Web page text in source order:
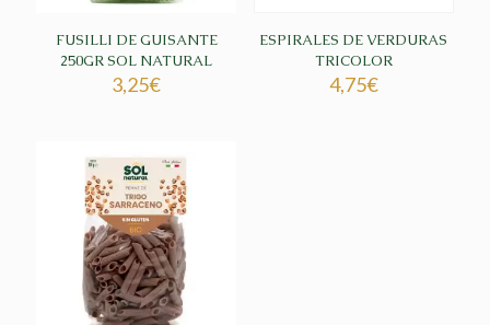
FUSILLI DE GUISANTE
250GR SOL NATURAL
3,25€
ESPIRALES DE VERDURAS
TRICOLOR
4,75€